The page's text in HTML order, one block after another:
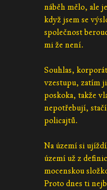
náběh mělo, ale
když jsem se
společnost
mi že není.
Souhlas,
vzestupu, zatím
poskoka, takže
nepotřebují,
policajtů.
Na území si
území už z
mocenskou
Proto dnes ti